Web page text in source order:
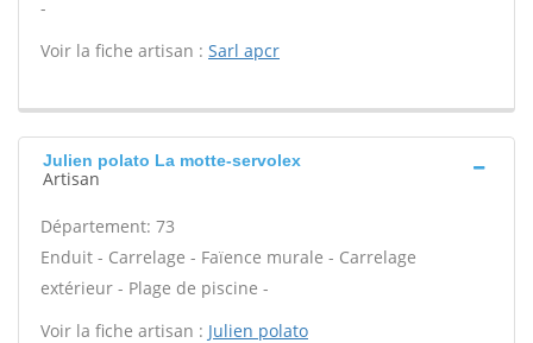
-
Voir la fiche artisan : Sarl apcr
Julien polato La motte-servolex
Artisan
Département: 73
Enduit - Carrelage - Faïence murale - Carrelage
extérieur - Plage de piscine -
Voir la fiche artisan : Julien polato